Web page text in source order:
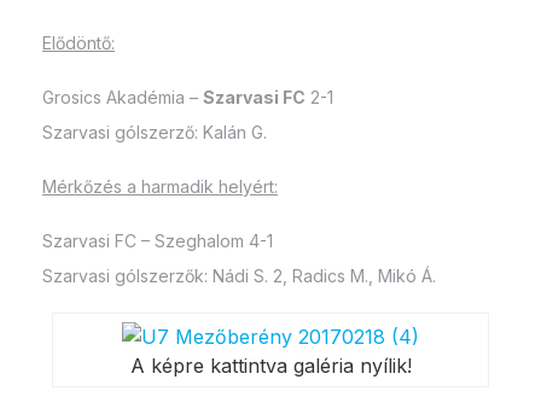
Elődöntő:
Grosics Akadémia – Szarvasi FC 2-1
Szarvasi gólszerző: Kalán G.
Mérkőzés a harmadik helyért:
Szarvasi FC – Szeghalom 4-1
Szarvasi gólszerzők: Nádi S. 2, Radics M., Mikó Á.
A képre kattintva galéria nyílik!